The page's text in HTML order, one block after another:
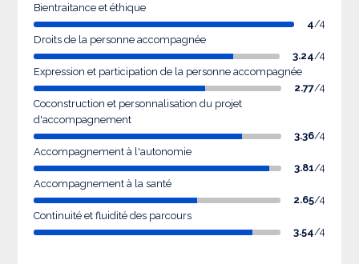
Bientraitance et éthique
4/4
Droits de la personne accompagnée
3.24/4
Expression et participation de la personne accompagnée
2.77/4
Coconstruction et personnalisation du projet
d'accompagnement
3.36/4
Accompagnement à l'autonomie
3.81/4
Accompagnement à la santé
2.65/4
Continuité et fluidité des parcours
3.54/4